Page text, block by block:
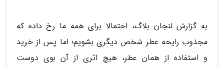
به گزارش لنجان بلاگ، احتمالا برای همه ما رخ داده که
مجذوب رایحه عطر شخص دیگری بشویم؛ اما پس از خرید
و استفاده از همان عطر، هیچ اثری از آن بوی دوست